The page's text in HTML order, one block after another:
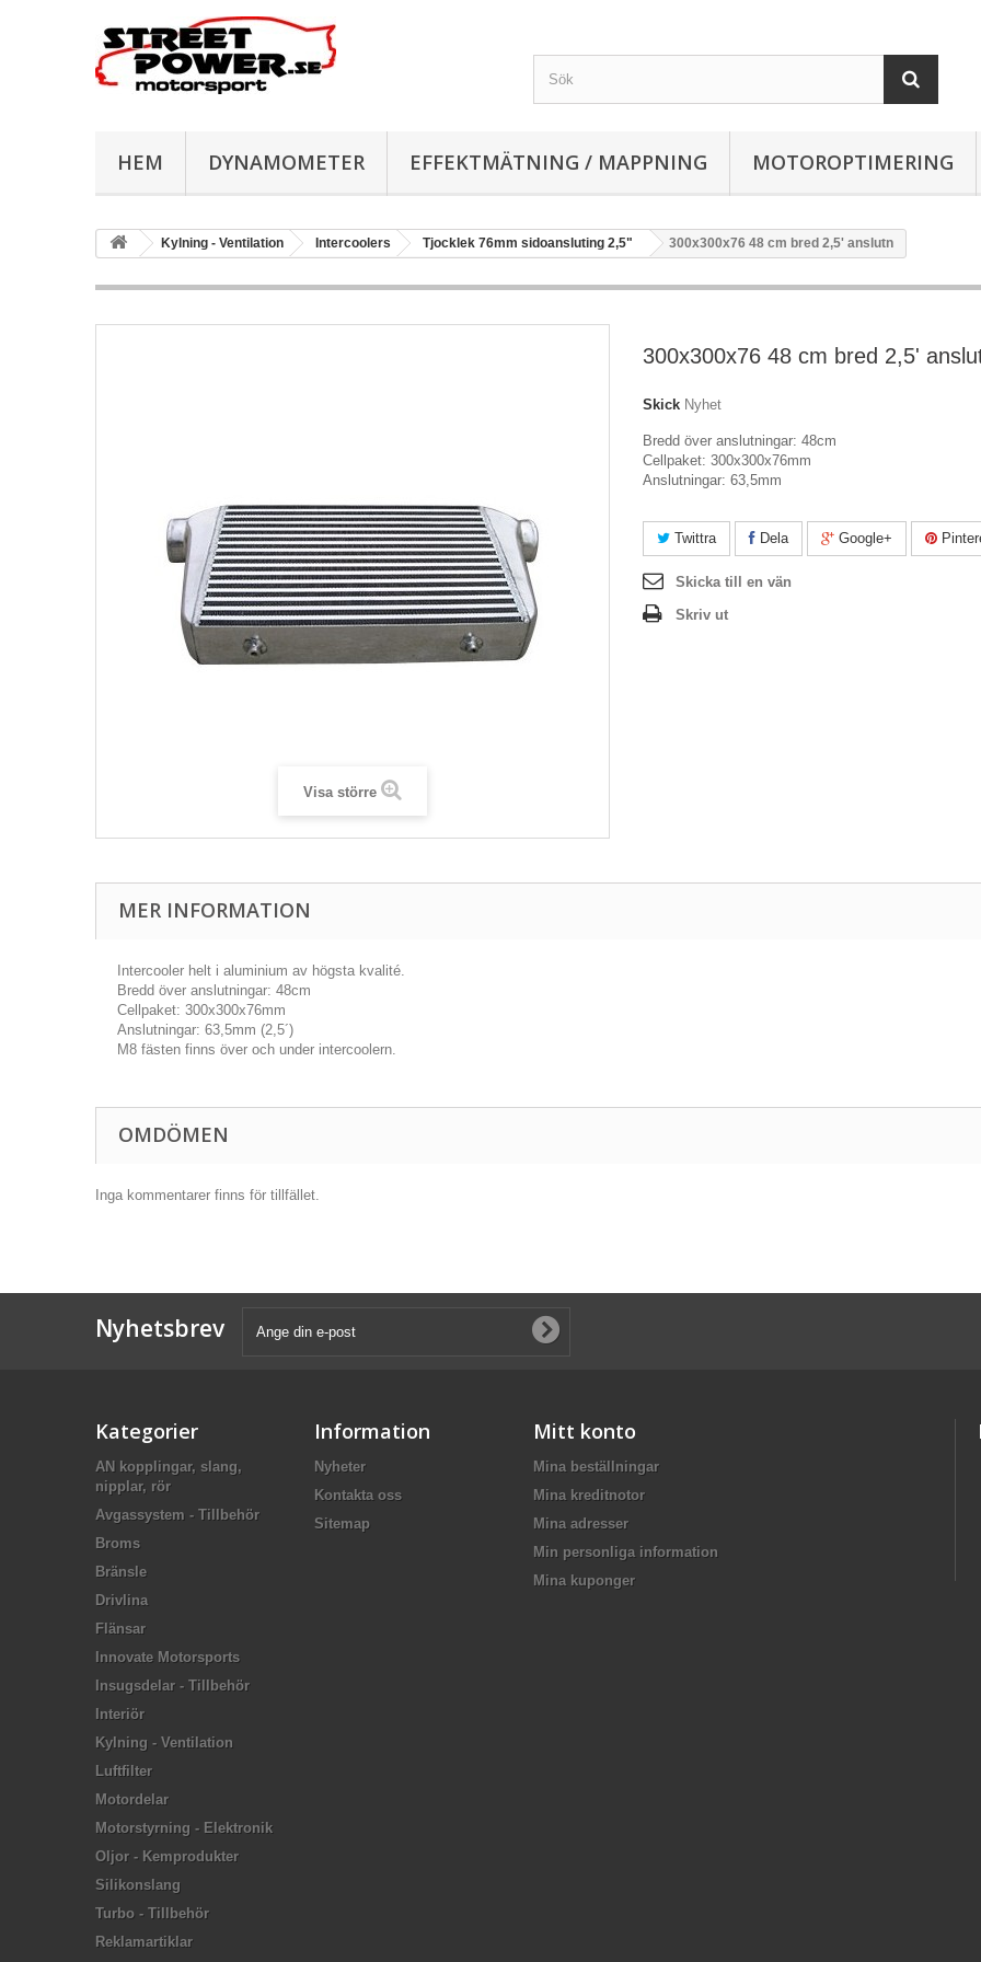
HEM DYNAMOMETER EFFEKTMÄTNING / MAPPNING MOTOROPTIMERING
Kylning - Ventilation Intercoolers Tjocklek 76mm sidoansluting 2,5" 300x300x76 48 cm bred 2,5' anslutn
Visa större
300x300x76 48 cm bred 2,5'
Skick Nyhet
Bredd över anslutningar: 48cm
Cellpaket: 300x300x76mm
Anslutningar: 63,5mm
Twittra Dela Google+
Skicka till en vän
Skriv ut
MER INFORMATION
Intercooler helt i aluminium av högsta kvalité.
Bredd över anslutningar: 48cm
Cellpaket: 300x300x76mm
Anslutningar: 63,5mm (2,5´)
M8 fästen finns över och under intercoolern.
OMDÖMEN
Inga kommentarer finns för tillfället.
Nyhetsbrev
Kategorier
AN kopplingar, slang,
nipplar, rör
Avgassystem - Tillbehör
Broms
Bränsle
Drivlina
Flänsar
Innovate Motorsports
Insugsdelar - Tillbehör
Interiör
Kylning - Ventilation
Luftfilter
Motordelar
Motorstyrning - Elektronik
Oljor - Kemprodukter
Silikonslang
Turbo - Tillbehör
Reklamartiklar
Information
Nyheter
Kontakta oss
Sitemap
Mitt konto
Mina beställningar
Mina kreditnotor
Mina adresser
Min personliga information
Mina kuponger